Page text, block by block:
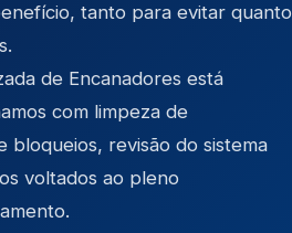
tanto para evitar quanto
de Encanadores está
com limpeza de
bloqueios, revisão do sistema
voltados ao pleno